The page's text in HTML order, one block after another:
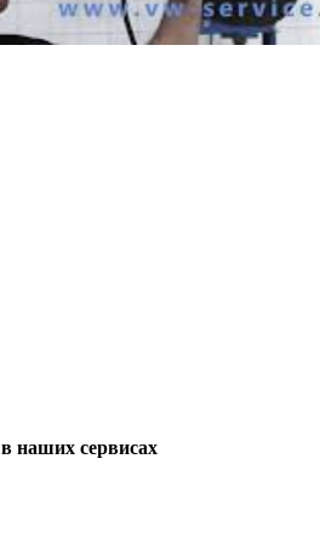
в наших сервисах